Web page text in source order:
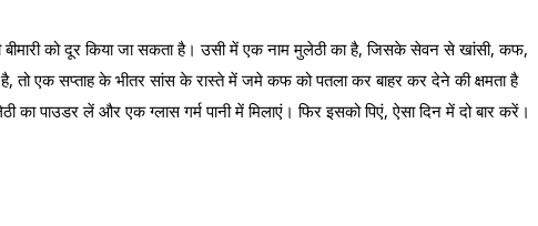
बीमारी को दूर किया जा सकता है। उसी में एक नाम मुलेठी का है, जिसके सेवन से खांसी, कफ,
तो एक सप्ताह के भीतर सांस के रास्ते में जमे कफ को पतला कर बाहर कर देने की क्षमता है
पाउडर लें और एक ग्लास गर्म पानी में मिलाएं। फिर इसको पिएं, ऐसा दिन में दो बार करें।